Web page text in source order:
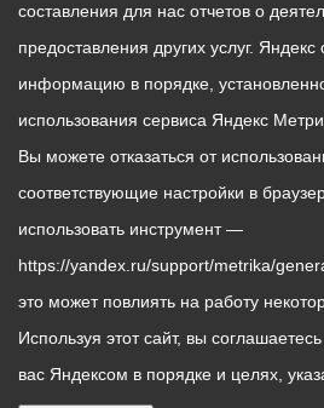
составления для нас отчетов о
предоставления других услуг. Яндекс
информацию в порядке,
использования сервиса Яндекс
Вы можете отказаться от
соответствующие настройки в
использовать инструмент —
https://yandex.ru/support/metrika/
это может повлиять на работу
Используя этот сайт, вы
вас Яндексом в порядке и целях,